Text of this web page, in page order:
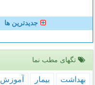
جدیدترین ها
تگهای مطب نما
بهداشت بیمار آموزش